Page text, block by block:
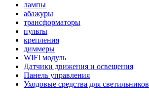
лампы
абажуры
трансформаторы
пульты
крепления
диммеры
WIFI модуль
Датчики движения и освещения
Панель управления
Уходовые средства для светильников